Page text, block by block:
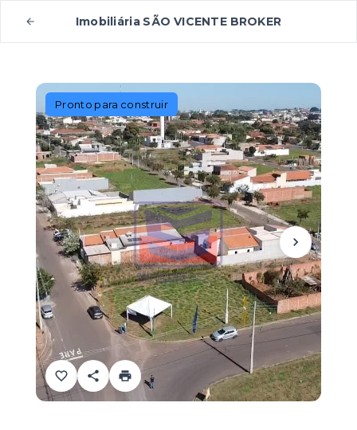
Imobiliária SÃO VICENTE BROKER
Pronto para construir